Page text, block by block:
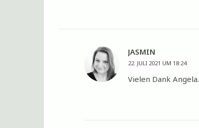
JASMIN
22. JULI 2021 UM 18:24
Vielen Dank Angela.